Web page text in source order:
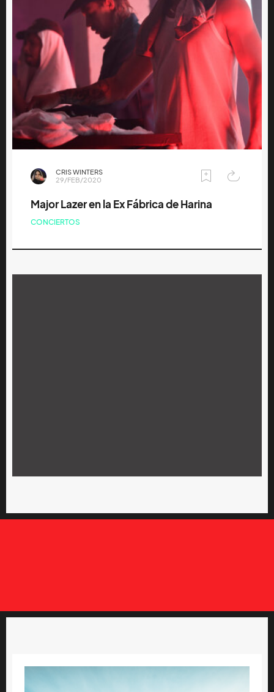
CRIS WINTERS
29/FEB/2020
Major Lazer en la Ex Fábrica de Harina
CONCIERTOS